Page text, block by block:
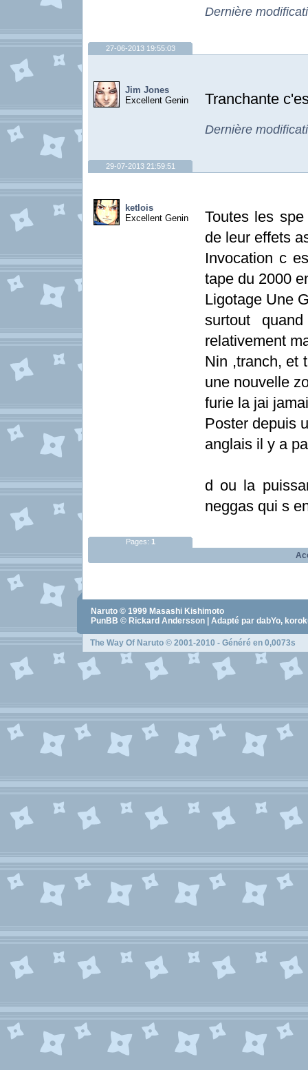
Dernière
27-06-2013 19:55:03
Jim Jones
Excellent Genin
Tranchante
Dernière
29-07-2013 21:59:51
ketlois
Excellent Genin
Toutes les
de leur effets
Invocation c
tape du 2000
Ligotage Une
surtout
relativement
Nin ,tranch, et
une nouvelle
furie la jai
Poster depuis
anglais il y a
d ou la
neggas qui s
Pages: 1
Naruto © 1999 Masashi Kishimoto
PunBB © Rickard Andersson | Adapté par dabYo,
The Way Of Naruto © 2001-2010 - Généré en 0,0073s